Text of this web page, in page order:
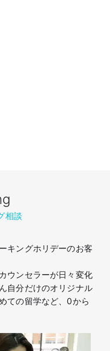
相談
キングホリデーのお客
ウンセラーが日々変化
自分だけのオリジナル
ての留学など、0から